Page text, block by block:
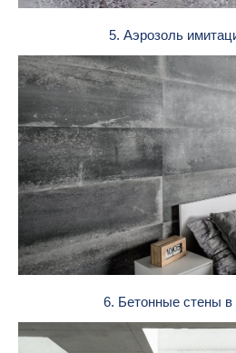
5. Аэрозоль
6. Бетонные стены в